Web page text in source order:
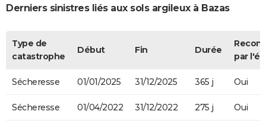
Derniers sinistres liés aux sols argileux à Bazas
Type de
catastrophe
Début Fin Durée
par
Sécheresse 01/01/2025 31/12/2025 365 j Oui
Sécheresse 01/04/2022 31/12/2022 275 j Oui